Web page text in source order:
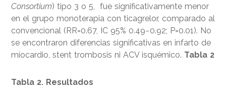
Consortium) tipo 3 o 5, fue significativamente menor
en el grupo monoterapia con ticagrelor, comparado al
convencional (RR=0.67, IC 95% 0.49−0.92; P=0.01). No
se encontraron diferencias significativas en infarto de
miocardio, stent trombosis ni ACV isquémico. Tabla 2
Tabla 2. Resultados